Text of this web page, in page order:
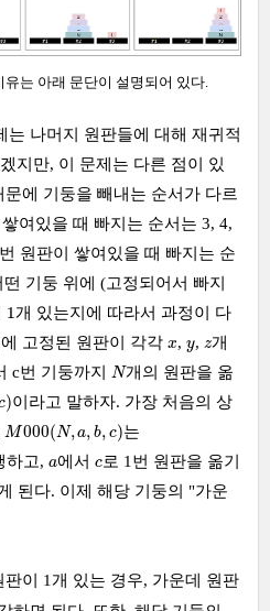
는 아래 문단이 설명되어 있다.
는 나머지 원판들에 대해 재귀적
지만, 이 문제는 다른 점이 있
에 기둥을 빼내는 순서가 다르
여있을 때 빠지는 순서는 3, 4,
원판이 쌓여있을 때 빠지는 순
기둥 위에 (고정되어서 빠지
11 개 있는지에 따라서 과정이 다
고정된 원판이 각각 x
x, y
y, z
z개
c번 기둥까지 N
N개의 원판을 옮
)이라고 말하자. 가장 처음의 상
M000( N, a, b, c)
M000(N,a c 는
하고,a
a에서c
c로 1번 원판을 옮기
된다. 이제 해당 기둥의 "가운
이 1개 있는 경우, 가운데 원판